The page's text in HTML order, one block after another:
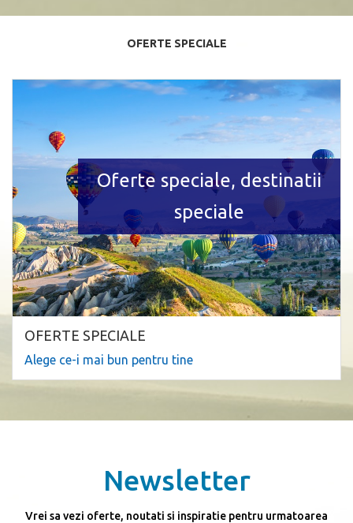
OFERTE SPECIALE
Oferte speciale, destinatii
speciale
OFERTE SPECIALE
Alege ce-i mai bun pentru tine
Newsletter
Vrei sa vezi oferte, noutati si inspiratie pentru urmatoarea